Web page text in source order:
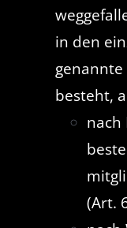
in den
besteht,
nach
(Art.